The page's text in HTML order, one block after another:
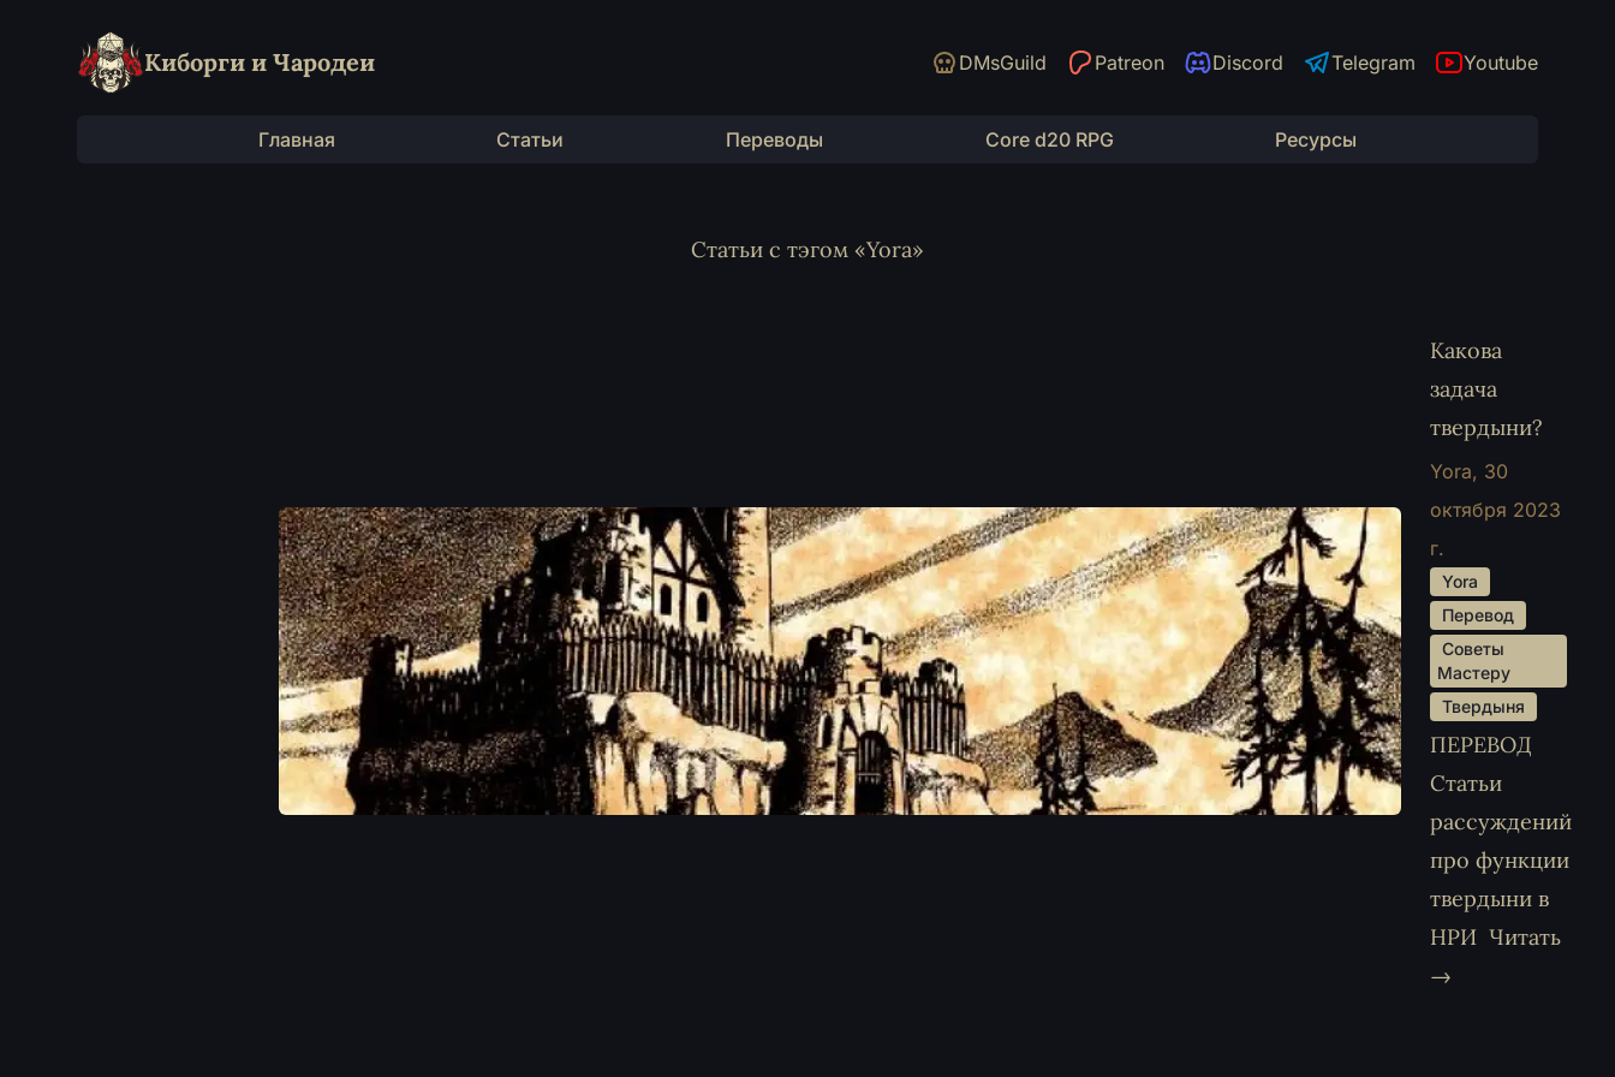
Киборги и Чародеи DMsGuild Patreon Discord Telegram Youtube
Главная Статьи Переводы Core d20 RPG Ресурсы
Статьи с тэгом «Yora»
Какова
задача
твердыни?
Yora, 30
октября 2023
г.
Yora
Перевод
Мастеру
Твердыня
ПЕРЕВОД
Статьи
рассуждений
про функции
твердыни в
НРИ Читать
→